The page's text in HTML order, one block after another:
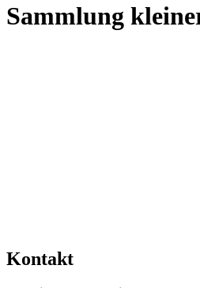
Sammlung
Kontakt